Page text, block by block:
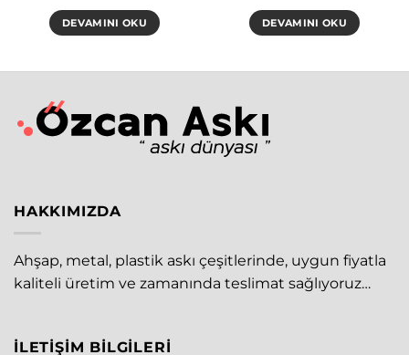
DEVAMINI OKU DEVAMINI OKU
HAKKIMIZDA
Ahşap, metal, plastik askı çeşitlerinde, uygun fiyatla
kaliteli üretim ve zamanında teslimat sağlıyoruz…
İLETIŞIM BILGILERI